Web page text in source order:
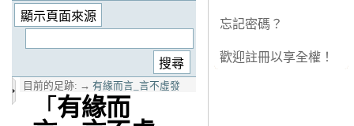
目前的足跡: → 有緣而言_言不虛發
「 有緣而
忘記密碼？
歡迎註冊以享全權！